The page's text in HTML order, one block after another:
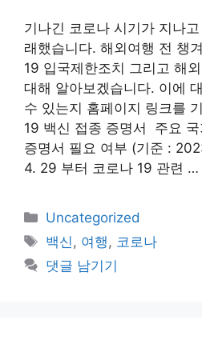
기나긴 코로나 시기가 지나
래했습니다. 해외여행 전 챙
19 입국제한조치 그리고 해
대해 알아보겠습니다. 이에
수 있는지 홈페이지 링크를
19 백신 접종 증명서 주요
증명서 필요 여부 (기준 :
4. 29 부터 코로나 19 관련 …
카
테
고
리
Uncategorized
태
그
백신 , 여행 , 코로나
댓글 남기기